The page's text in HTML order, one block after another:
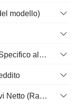
modello)
Variazione dei Conti da Pagare - (Specifico al Modello)
Variazione degli Altri Attivi Operativi Netto (Raccolti)